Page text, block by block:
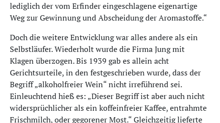
lediglich der vom Erfinder eingeschlagene eigenartige
Weg zur Gewinnung und Abscheidung der Aromastoffe.“
Doch die weitere Entwicklung war alles andere als ein
Selbstläufer. Wiederholt wurde die Firma Jung mit
Klagen überzogen. Bis 1939 gab es allein acht
Gerichtsurteile, in den festgeschrieben wurde, dass der
Begriff „alkoholfreier Wein“ nicht irreführend sei.
Einleuchtend hieß es: „Dieser Begriff ist aber auch nicht
widersprüchlicher als ein koffeinfreier Kaffee, entrahmte
Frischmilch, oder gegorener Most.“ Gleichzeitig lieferte